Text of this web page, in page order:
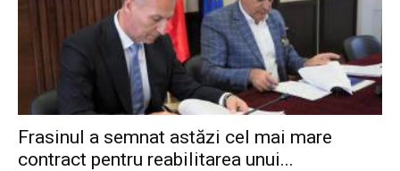
Frasinul a semnat astăzi cel mai mare
contract pentru reabilitarea unui...